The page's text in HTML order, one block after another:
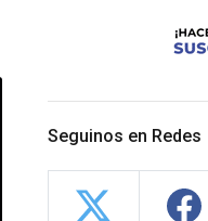
Seguinos en Redes